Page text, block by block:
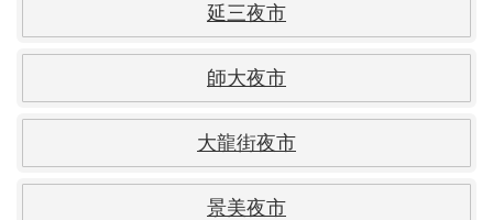
延三夜市
師大夜市
大龍街夜市
景美夜市